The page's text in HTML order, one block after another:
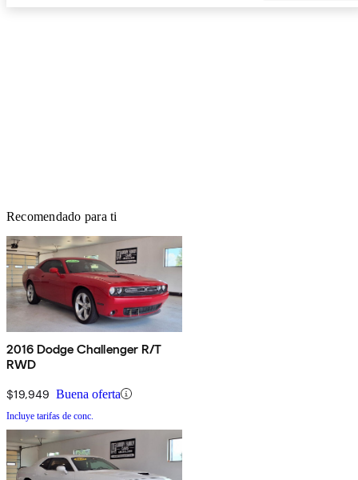
Recomendado para ti
2016 Dodge Challenger R/T
RWD
$19,949 Buena oferta
Incluye tarifas de conc.